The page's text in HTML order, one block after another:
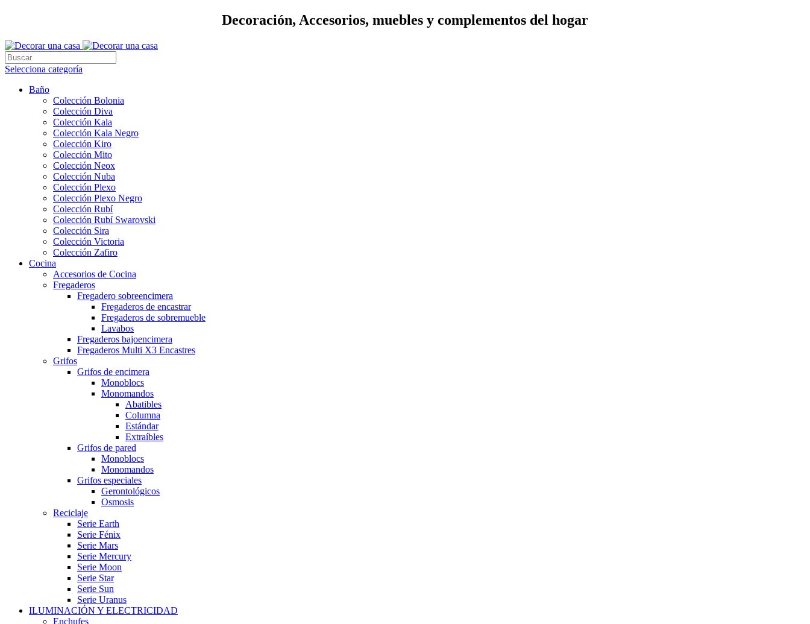
Decoración, Accesorios, muebles y complementos del hogar
Selecciona categoría
Baño
Colección Bolonia
Colección Diva
Colección Kala
Colección Kala Negro
Colección Kiro
Colección Mito
Colección Neox
Colección Nuba
Colección Plexo
Colección Plexo Negro
Colección Rubí
Colección Rubí Swarovski
Colección Sira
Colección Victoria
Colección Zafiro
Cocina
Accesorios de Cocina
Fregaderos
Fregadero sobreencimera
Fregaderos de encastrar
Fregaderos de sobremueble
Lavabos
Fregaderos bajoencimera
Fregaderos Multi X3 Encastres
Grifos
Grifos de encimera
Monoblocs
Monomandos
Abatibles
Columna
Estándar
Extraíbles
Grifos de pared
Monoblocs
Monomandos
Grifos especiales
Gerontológicos
Osmosis
Reciclaje
Serie Earth
Serie Fénix
Serie Mars
Serie Mercury
Serie Moon
Serie Star
Serie Sun
Serie Uranus
ILUMINACIÓN Y ELECTRICIDAD
Enchufes